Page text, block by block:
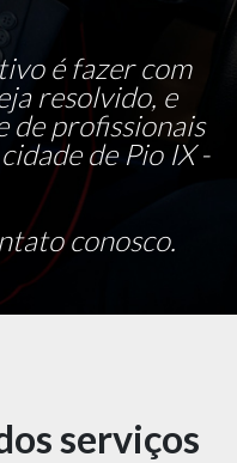
é fazer com
resolvido, e
de profissionais
de Pio IX -
conosco.
serviços